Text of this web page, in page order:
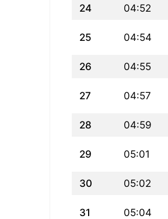
24 04:52
25 04:54
26 04:55
27 04:57
28 04:59
29 05:01
30 05:02
31 05:04